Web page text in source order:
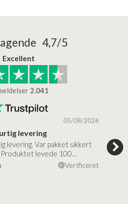
4,7/5
Excellent
2.041
05/08/2026
levering
levering. Var pakket sikkert
levede 100…
Verificeret